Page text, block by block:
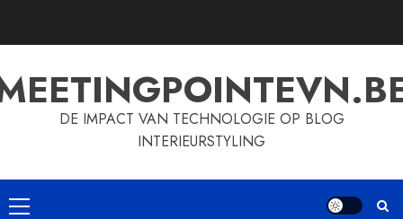
DE IMPACT VAN TECHNOLOGIE OP BLOG
INTERIEURSTYLING
Primary